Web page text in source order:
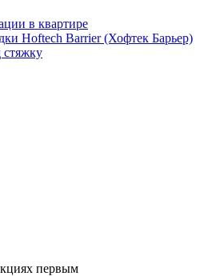
в квартире
Hoftech Barrier (Хофтек Барьер)
стяжку
первым